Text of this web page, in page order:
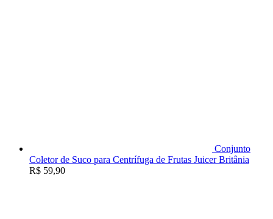
Conjunto
Coletor de Suco para Centrífuga de Frutas Juicer Britânia
R$ 59,90